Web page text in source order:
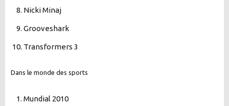
Nicki Minaj
Grooveshark
Transformers 3
Dans le monde des sports
Mundial 2010